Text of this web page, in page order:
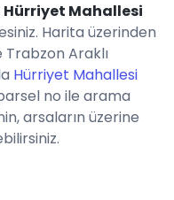
Hürriyet Mahallesi
Harita üzerinden
Araklı
Hürriyet Mahallesi
no ile arama
arsaların üzerine